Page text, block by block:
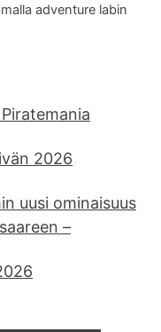
adventure labin
2026
uusi ominaisuus
–